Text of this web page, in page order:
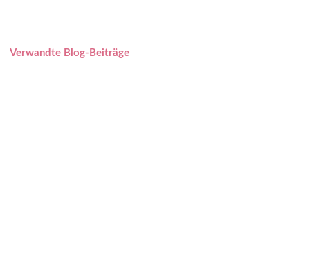
Verwandte Blog-Beiträge